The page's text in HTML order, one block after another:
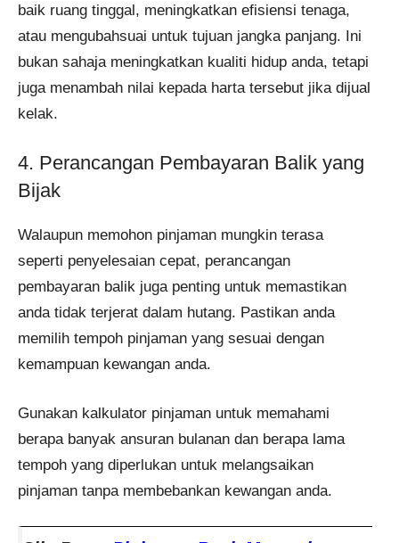
baik ruang tinggal, meningkatkan efisiensi tenaga,
atau mengubahsuai untuk tujuan jangka panjang. Ini
bukan sahaja meningkatkan kualiti hidup anda, tetapi
juga menambah nilai kepada harta tersebut jika dijual
kelak.
4. Perancangan Pembayaran Balik yang
Bijak
Walaupun memohon pinjaman mungkin terasa
seperti penyelesaian cepat, perancangan
pembayaran balik juga penting untuk memastikan
anda tidak terjerat dalam hutang. Pastikan anda
memilih tempoh pinjaman yang sesuai dengan
kemampuan kewangan anda.
Gunakan kalkulator pinjaman untuk memahami
berapa banyak ansuran bulanan dan berapa lama
tempoh yang diperlukan untuk melangsaikan
pinjaman tanpa membebankan kewangan anda.